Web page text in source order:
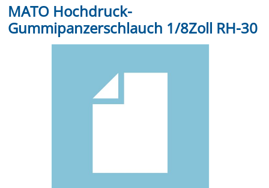
MATO Hochdruck-
Gummipanzerschlauch 1/8Zoll RH-30